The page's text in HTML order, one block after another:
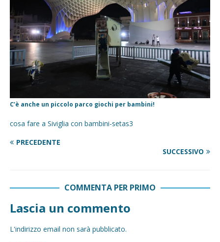
C’è anche un piccolo parco giochi per bambini!
cosa fare a Siviglia con bambini-setas3
PRECEDENTE
SUCCESSIVO
COMMENTA PER PRIMO
Lascia un commento
L'indirizzo email non sarà pubblicato.